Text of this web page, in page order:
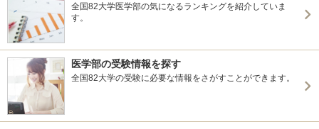
全国82大学医学部の気になるランキングを紹介していま
す。
医学部の受験情報を探す
全国82大学の受験に必要な情報をさがすことができます。